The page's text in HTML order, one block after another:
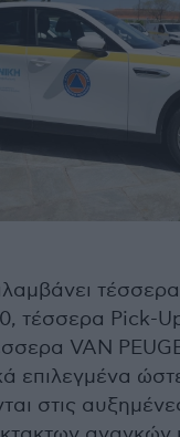
τέσσερα Pick-
VAN
επιλεγμένα
στις